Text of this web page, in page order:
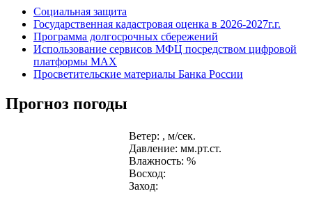
Социальная защита
Государственная кадастровая оценка в 2026-2027г.г.
Программа долгосрочных сбережений
Использование сервисов МФЦ посредством цифровой
платформы MAX
Просветительские материалы Банка России
Прогноз погоды
Ветер: , м/сек.
Давление: мм.рт.ст.
Влажность: %
Восход:
Заход: